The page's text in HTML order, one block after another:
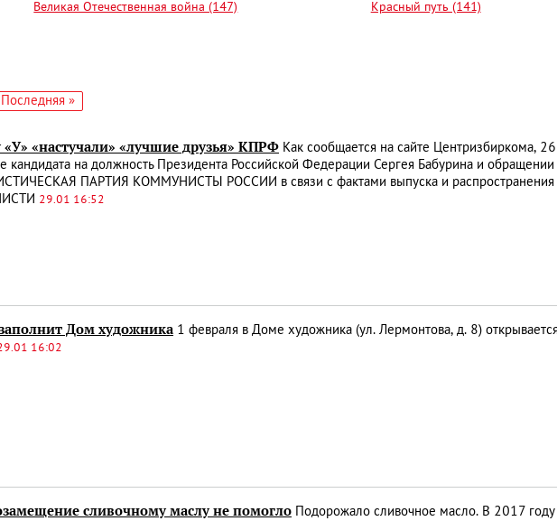
Великая Отечественная война (147) Красный путь (141)
Последняя
Последняя »
«У» «настучали» «лучшие друзья» КПРФ Как сообщается на сайте Центризбиркома,
кандидата на должность Президента Российской Федерации Сергея Бабурина и обращении
ПАРТИЯ КОММУНИСТЫ РОССИИ в связи с фактами выпуска и распространения
29.01 16:52
Дом художника 1 февраля в Доме художника (ул. Лермонтова, д. 8)
16:02
сливочному маслу не помогло Подорожало сливочное масло. В 2017